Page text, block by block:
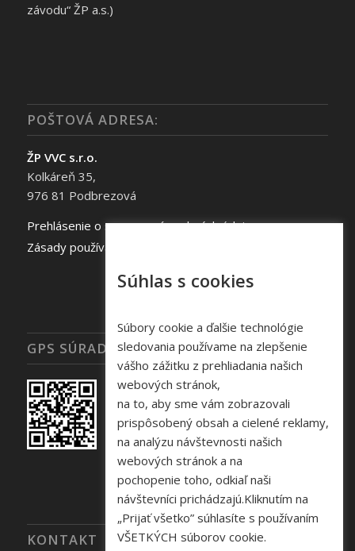
závodu“ ŽP a.s.)
POŠTOVÁ ADRESA:
ŽP VVC s.r.o.
Kolkáreň 35,
976 81 Podbrezová
Prehlásenie o spracovaní osobných údajov
Zásady používania súborov cookie
GPS SÚRADNICE
KONTAKT
Súhlas s cookies
Súbory cookie a ďalšie technológie
sledovania používame na zlepšenie
vášho zážitku z prehliadania našich
webových stránok,
na to, aby sme vám zobrazovali
prispôsobený obsah a cielené reklamy,
na analýzu návštevnosti našich
webových stránok a na
pochopenie toho, odkiaľ naši
návštevníci prichádzajú.Kliknutím na
„Prijať všetko” súhlasíte s používaním
VŠETKÝCH súborov cookie.